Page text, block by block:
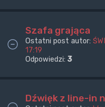
Szafa grająca
Ostatni post autor:
17:19
Odpowiedzi: 3
Dźwięk z line-in